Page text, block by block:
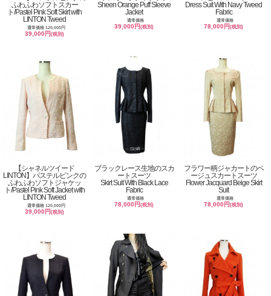
ふわふわソフトスカー
ト/Pastel Pink Soft Skirt with
LINTON Tweed
通常価格 120,000円
39,000円(税別)
Sheen Orange Puff Sleeve
Jacket
通常価格
39,000円(税別)
Dress Suit With Navy Tweed
Fabric
通常価格
78,000円(税別)
【シャネルツイード
LINTON】パステルピンクの
ふわふわソフトジャケッ
ト/Pastel Pink Soft Jacket with
LINTON Tweed
通常価格 120,000円
39,000円(税別)
ブラックレース生地のスカ
ートスーツ
Skirt Suit With Black Lace
Fabric
通常価格
78,000円(税別)
フラワー柄ジャカートのベ
ージュスカートスーツ
Flower Jacquard Beige Skirt
Suit
通常価格
78,000円(税別)